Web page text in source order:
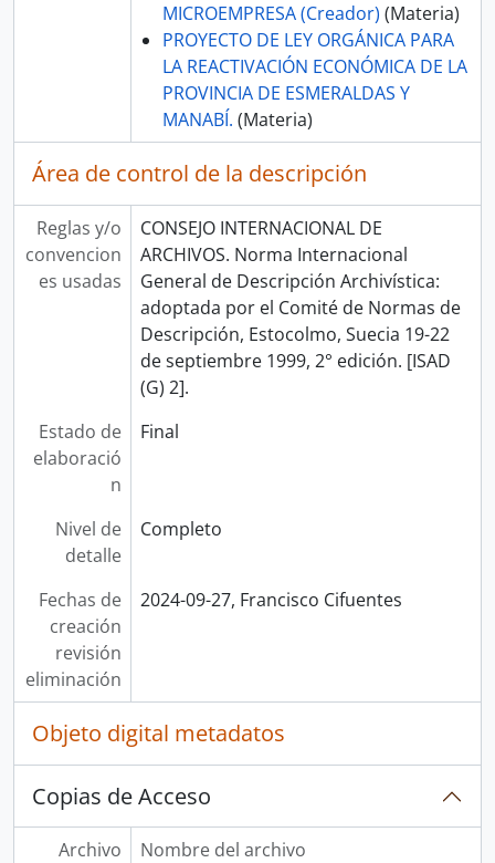
MICROEMPRESA (Creador) (Materia)
PROYECTO DE LEY ORGÁNICA PARA
LA REACTIVACIÓN ECONÓMICA DE LA
PROVINCIA DE ESMERALDAS Y
MANABÍ. (Materia)
Área de control de la descripción
Reglas y/o
convencion
es usadas
CONSEJO INTERNACIONAL DE
ARCHIVOS. Norma Internacional
General de Descripción Archivística:
adoptada por el Comité de Normas de
Descripción, Estocolmo, Suecia 19-22
de septiembre 1999, 2° edición. [ISAD
(G) 2].
Estado de
elaboració
n
Final
Nivel de
detalle
Completo
Fechas de
creación
revisión
eliminación
2024-09-27, Francisco Cifuentes
Objeto digital metadatos
Copias de Acceso
Archivo
Nombre del archivo